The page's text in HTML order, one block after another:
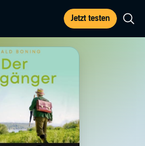
Jetzt testen